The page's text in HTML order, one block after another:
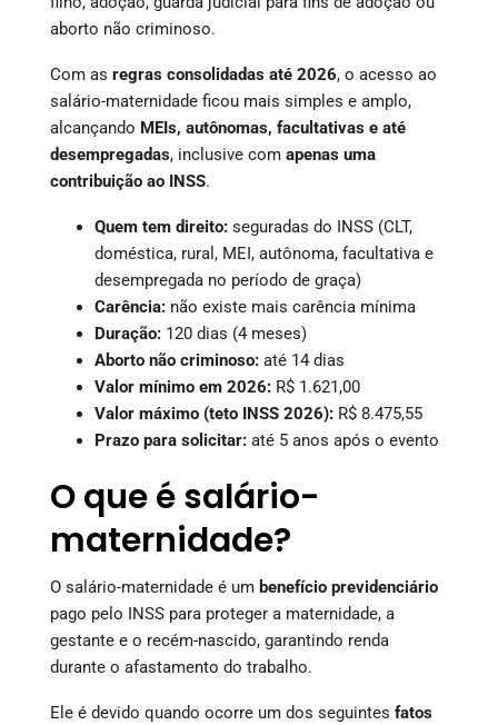
aborto não criminoso.
Com as regras consolidadas até 2026, o acesso ao
salário-maternidade ficou mais simples e amplo,
alcançando MEIs, autônomas, facultativas e até
desempregadas, inclusive com apenas uma
contribuição ao INSS.
Quem tem direito: seguradas do INSS (CLT,
doméstica, rural, MEI, autônoma, facultativa e
desempregada no período de graça)
Carência: não existe mais carência mínima
Duração: 120 dias (4 meses)
Aborto não criminoso: até 14 dias
Valor mínimo em 2026: R$ 1.621,00
Valor máximo (teto INSS 2026): R$ 8.475,55
Prazo para solicitar: até 5 anos após o evento
O que é salário-
maternidade?
O salário-maternidade é um benefício previdenciário
pago pelo INSS para proteger a maternidade, a
gestante e o recém-nascido, garantindo renda
durante o afastamento do trabalho.
Ele é devido quando ocorre um dos seguintes fatos